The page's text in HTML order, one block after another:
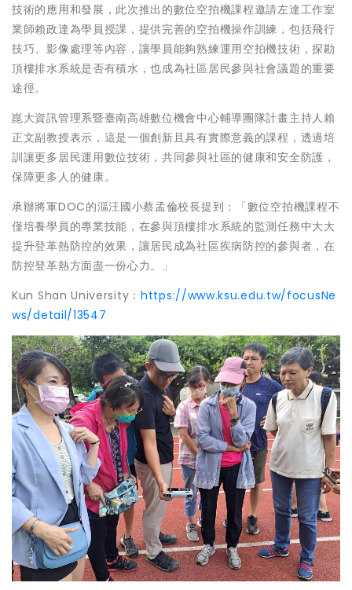
技術的應用和發展，此次推出的數位空拍機課程邀請左達工作室
業師賴政達為學員授課，提供完善的空拍機操作訓練，包括飛行
技巧、影像處理等內容，讓學員能夠熟練運用空拍機技術，探勘
頂樓排水系統是否有積水，也成為社區居民參與社會議題的重要
途徑。
崑大資訊管理系暨臺南高雄數位機會中心輔導團隊計畫主持人賴
正文副教授表示，這是一個創新且具有實際意義的課程，透過培
訓讓更多居民運用數位技術，共同參與社區的健康和安全防護，
保障更多人的健康。
承辦將軍DOC的漚汪國小蔡孟倫校長提到：「數位空拍機課程不
僅培養學員的專業技能，在參與頂樓排水系統的監測任務中大大
提升登革熱防控的效果，讓居民成為社區疾病防控的參與者，在
防控登革熱方面盡一份心力。」
Kun Shan University： https://www.ksu.edu.tw/focusNe
ws/detail/13547